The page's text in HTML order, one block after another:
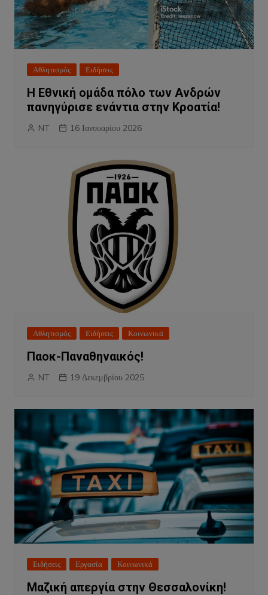
Αθλητισμός Ειδήσεις
Η Εθνική ομάδα πόλο των Ανδρών
πανηγύρισε ενάντια στην Κροατία!
NT 16 Ιανουαρίου 2026
Αθλητισμός Ειδήσεις Κοινωνικά
Παοκ-Παναθηναικός!
NT 19 Δεκεμβρίου 2025
Ειδήσεις Εργασία Κοινωνικά
Μαζική απεργία στην Θεσσαλονίκη!